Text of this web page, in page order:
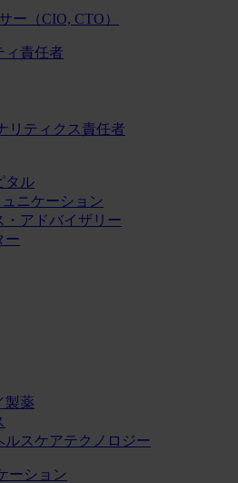
ー（CIO, CTO）
ィ責任者
リティクス責任者
タル
ニケーション
・アドバイザリー
ー
製薬
ルスケアテクノロジー
ーション